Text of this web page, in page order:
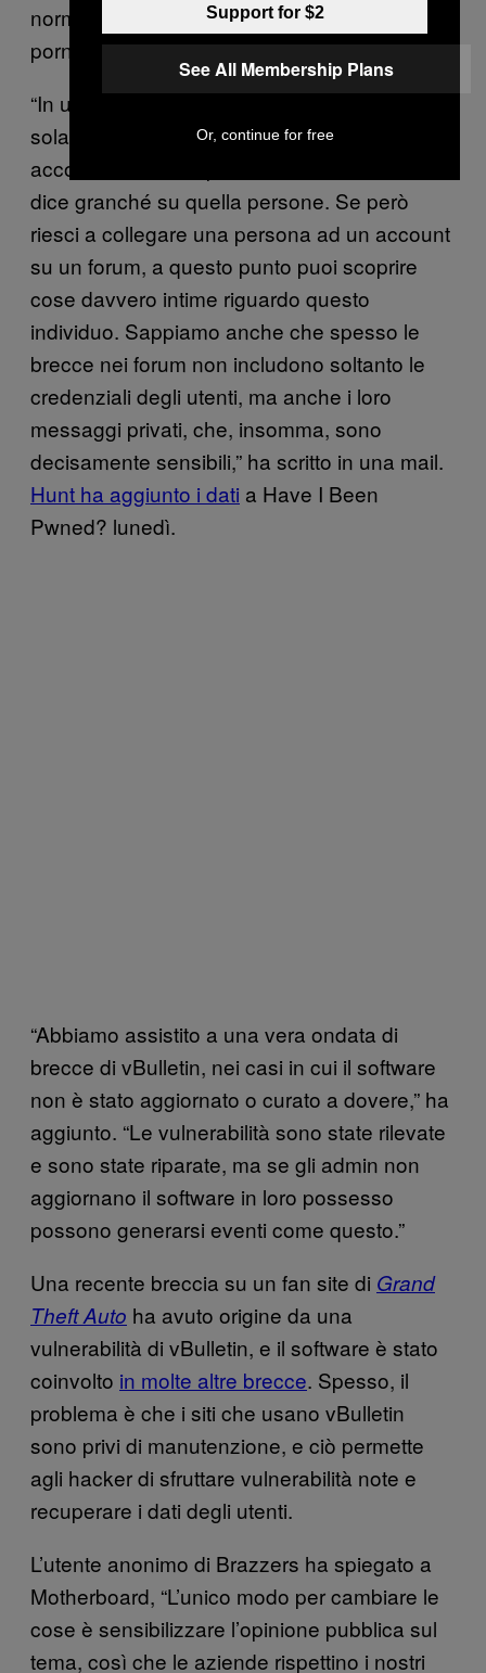
normalmente si potrebbero trovare su un sito
porno classico.
“In un sito normale una breccia può
solamente dirti che una certa persona ha un
account su un sito per adult, ma ciò non ti
dice granché su quella persone. Se però
riesci a collegare una persona ad un account
su un forum, a questo punto puoi scoprire
cose davvero intime riguardo questo
individuo. Sappiamo anche che spesso le
brecce nei forum non includono soltanto le
credenziali degli utenti, ma anche i loro
messaggi privati, che, insomma, sono
decisamente sensibili,” ha scritto in una mail.
Hunt ha aggiunto i dati a Have I Been
Pwned? lunedì.
“Abbiamo assistito a una vera ondata di
brecce di vBulletin, nei casi in cui il software
non è stato aggiornato o curato a dovere,” ha
aggiunto. “Le vulnerabilità sono state rilevate
e sono state riparate, ma se gli admin non
aggiornano il software in loro possesso
possono generarsi eventi come questo.”
Una recente breccia su un fan site di Grand
Theft Auto ha avuto origine da una
vulnerabilità di vBulletin, e il software è stato
coinvolto in molte altre brecce. Spesso, il
problema è che i siti che usano vBulletin
sono privi di manutenzione, e ciò permette
agli hacker di sfruttare vulnerabilità note e
recuperare i dati degli utenti.
L’utente anonimo di Brazzers ha spiegato a
Motherboard, “L’unico modo per cambiare le
cose è sensibilizzare l’opinione pubblica sul
tema, così che le aziende rispettino i nostri
Support for $2
See All Membership Plans
Or, continue for free